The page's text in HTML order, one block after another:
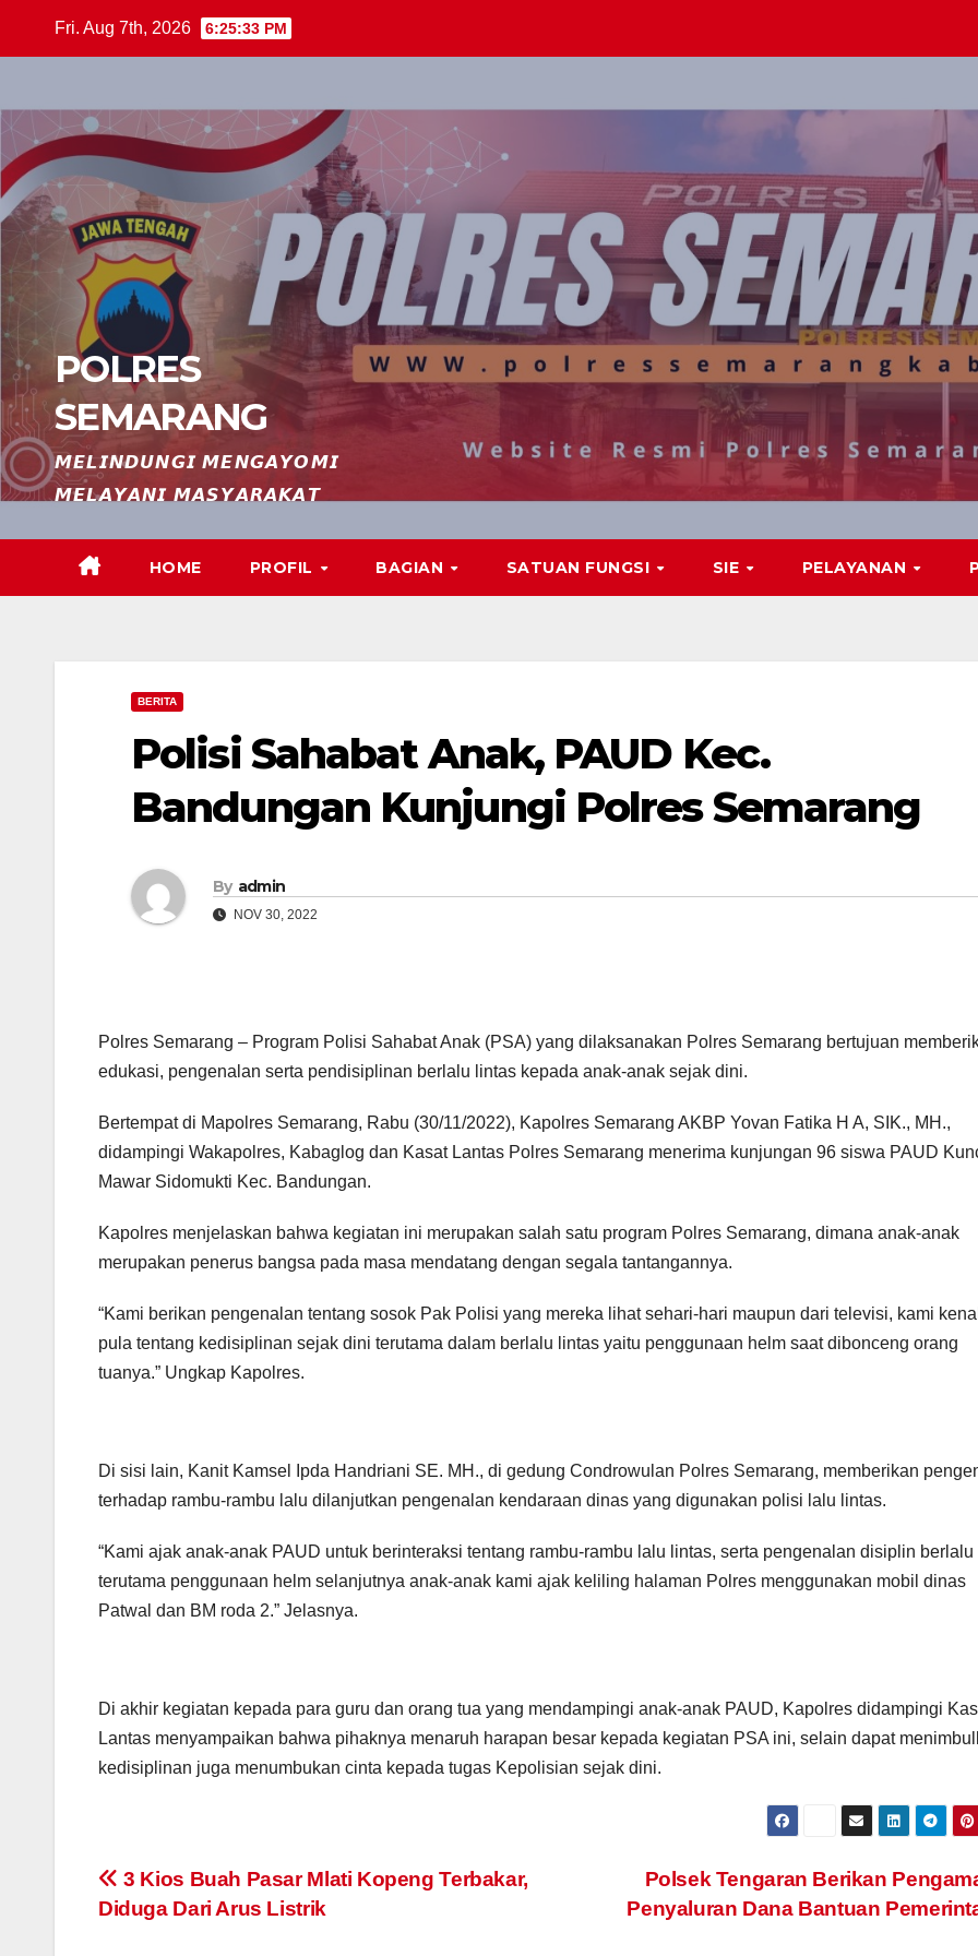
Fri. Aug 7th, 2026 6:25:34 PM
POLRES
SEMARANG
𝙈𝙀𝙇𝙄𝙉𝘿𝙐𝙉𝙂𝙄 𝙈𝙀𝙉𝙂𝘼𝙔𝙊𝙈𝙄
𝙈𝙀𝙇𝘼𝙔𝘼𝙉𝙄 𝙈𝘼𝙎𝙔𝘼𝙍𝘼𝙆𝘼𝙏
HOME PROFIL BAGIAN SATUAN FUNGSI SIE PELAYANAN
BERITA
Polisi Sahabat Anak, PAUD Kec.
Bandungan Kunjungi Polres Semarang
By admin
NOV 30, 2022
Polres Semarang – Program Polisi Sahabat Anak (PSA) yang dilaksanakan Polres Semarang bertujuan
edukasi, pengenalan serta pendisiplinan berlalu lintas kepada anak-anak sejak dini.
Bertempat di Mapolres Semarang, Rabu (30/11/2022), Kapolres Semarang AKBP Yovan Fatika H A, SIK., MH.,
didampingi Wakapolres, Kabaglog dan Kasat Lantas Polres Semarang menerima kunjungan 96 siswa PAUD
Mawar Sidomukti Kec. Bandungan.
Kapolres menjelaskan bahwa kegiatan ini merupakan salah satu program Polres Semarang, dimana anak-anak
merupakan penerus bangsa pada masa mendatang dengan segala tantangannya.
“Kami berikan pengenalan tentang sosok Pak Polisi yang mereka lihat sehari-hari maupun dari televisi, kami
pula tentang kedisiplinan sejak dini terutama dalam berlalu lintas yaitu penggunaan helm saat dibonceng orang
tuanya.” Ungkap Kapolres.
Di sisi lain, Kanit Kamsel Ipda Handriani SE. MH., di gedung Condrowulan Polres Semarang, memberikan
terhadap rambu-rambu lalu dilanjutkan pengenalan kendaraan dinas yang digunakan polisi lalu lintas.
“Kami ajak anak-anak PAUD untuk berinteraksi tentang rambu-rambu lalu lintas, serta pengenalan disiplin berlalu
terutama penggunaan helm selanjutnya anak-anak kami ajak keliling halaman Polres menggunakan mobil dinas
Patwal dan BM roda 2.” Jelasnya.
Di akhir kegiatan kepada para guru dan orang tua yang mendampingi anak-anak PAUD, Kapolres didampingi
Lantas menyampaikan bahwa pihaknya menaruh harapan besar kepada kegiatan PSA ini, selain dapat
kedisiplinan juga menumbukan cinta kepada tugas Kepolisian sejak dini.
Post
navigation
Polsek Tengaran Berikan
Penyaluran Dana Bantuan
3 Kios Buah Pasar Mlati Kopeng Terbakar,
Diduga Dari Arus Listrik